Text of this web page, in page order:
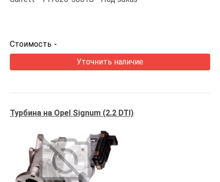
Стоимость -
Уточнить наличие
Турбина на Opel Signum (2.2 DTI)